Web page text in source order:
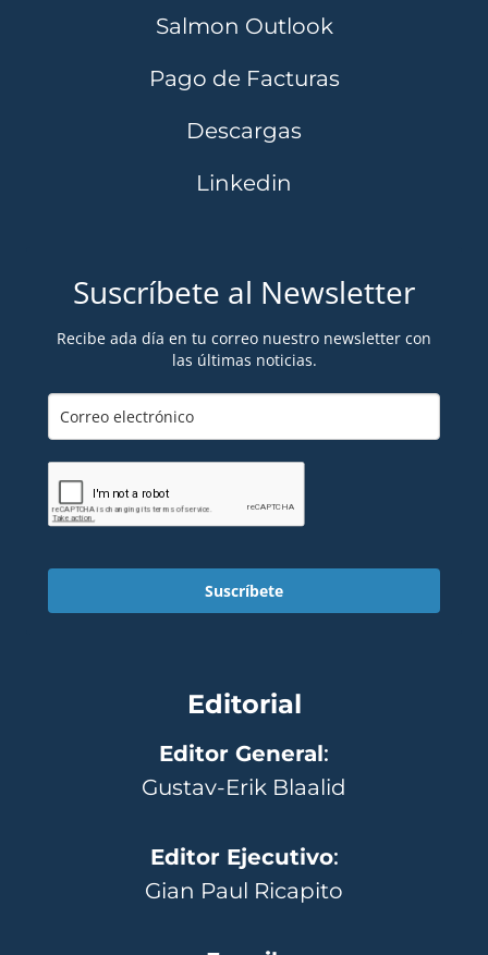
Salmon Outlook
Pago de Facturas
Descargas
Linkedin
Suscríbete al Newsletter
Recibe ada día en tu correo nuestro newsletter con
las últimas noticias.
Suscríbete
Editorial
Editor General:
Gustav-Erik Blaalid
Editor Ejecutivo:
Gian Paul Ricapito